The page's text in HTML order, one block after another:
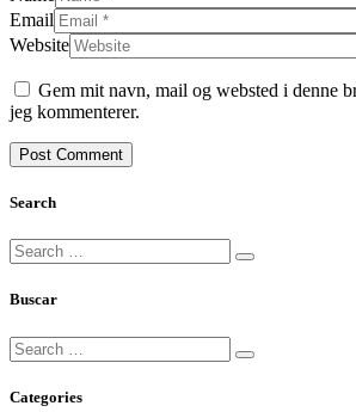
Email
Website
Gem mit navn, mail og websted i denne
jeg kommenterer.
Search
Buscar
Categories